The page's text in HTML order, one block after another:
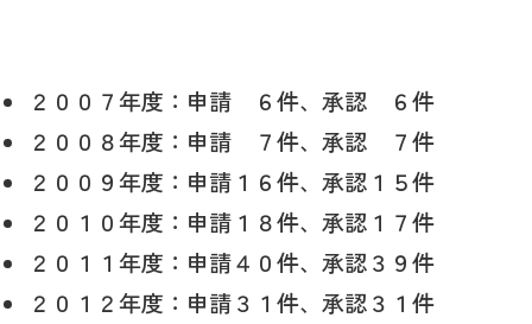
２００７年度：申請 ６件、承認 ６件
２００８年度：申請 ７件、承認 ７件
２００９年度：申請１６件、承認１５件
２０１０年度：申請１８件、承認１７件
２０１１年度：申請４０件、承認３９件
２０１２年度：申請３１件、承認３１件